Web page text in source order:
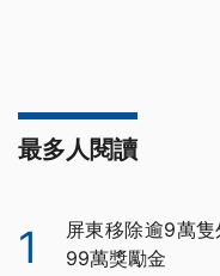
最多人閱讀
1
屏東移除逾9萬
99萬獎勵金